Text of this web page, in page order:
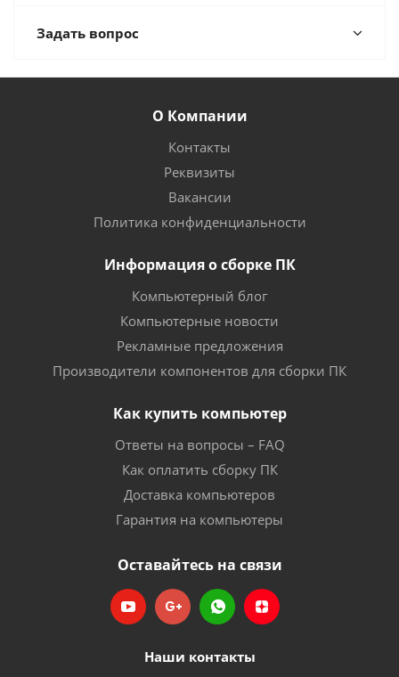
Задать вопрос
О Компании
Контакты
Реквизиты
Вакансии
Политика конфиденциальности
Информация о сборке ПК
Компьютерный блог
Компьютерные новости
Рекламные предложения
Производители компонентов для сборки ПК
Как купить компьютер
Ответы на вопросы – FAQ
Как оплатить сборку ПК
Доставка компьютеров
Гарантия на компьютеры
Оставайтесь на связи
Наши контакты